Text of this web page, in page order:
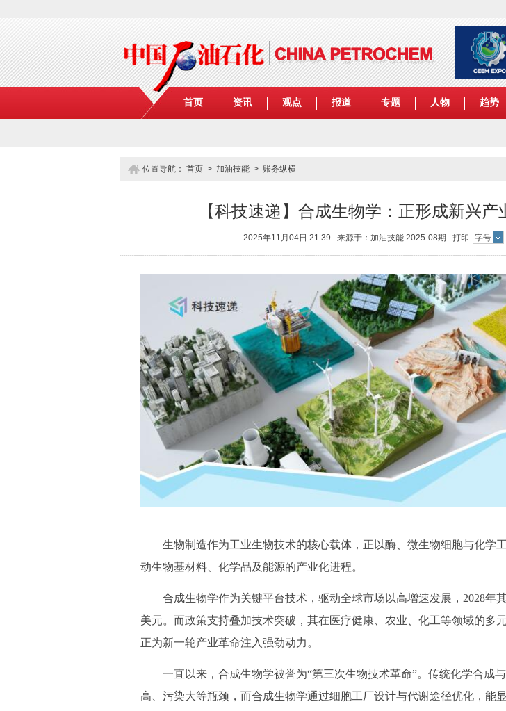
首页 资讯 观点 报道 专题 人物 趋势
位置导航： 首页 > 加油技能 > 账务纵横
【科技速递】合成生物学：正形成新兴产
2025年11月04日 21:39 来源于：加油技能 2025-08期 打印 字号
生物制造作为工业生物技术的核心载体，正以酶、微生物细胞与化学
动生物基材料、化学品及能源的产业化进程。
合成生物学作为关键平台技术，驱动全球市场以高增速发展，2028年
美元。而政策支持叠加技术突破，其在医疗健康、农业、化工等领域的多
正为新一轮产业革命注入强劲动力。
一直以来，合成生物学被誉为“第三次生物技术革命”。传统化学合成
高、污染大等瓶颈，而合成生物学通过细胞工厂设计与代谢途径优化，能